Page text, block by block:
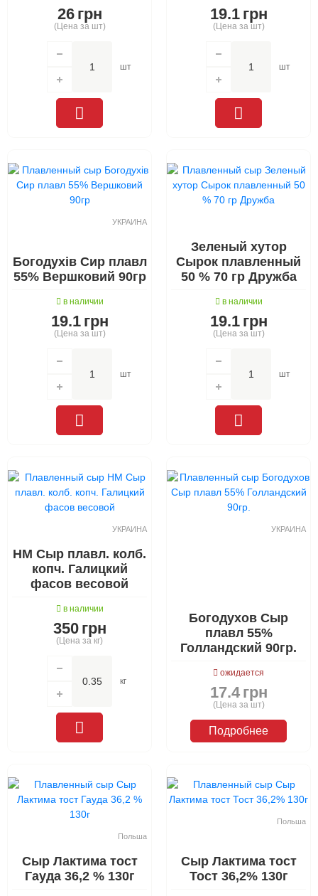
26 грн
(Цена за шт)
шт
19.1 грн
(Цена за шт)
шт
УКРАИНА
Богодухів Сир плавл
55% Вершковий 90гр
в наличии
19.1 грн
(Цена за шт)
шт
Зеленый хутор
Сырок плавленный
50 % 70 гр Дружба
в наличии
19.1 грн
(Цена за шт)
шт
УКРАИНА
НМ Сыр плавл. колб.
копч. Галицкий
фасов весовой
в наличии
350 грн
(Цена за кг)
кг
УКРАИНА
Богодухов Сыр
плавл 55%
Голландский 90гр.
ожидается
17.4 грн
(Цена за шт)
Подробнее
Польша
Сыр Лактима тост
Гауда 36,2 % 130г
Польша
Сыр Лактима тост
Тост 36,2% 130г